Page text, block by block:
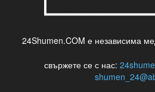
24Shumen.COM е независима
свържете се с нас: